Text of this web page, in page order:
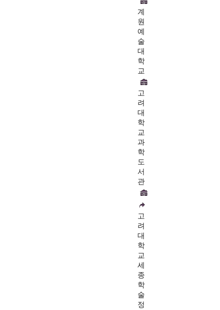
계
원
예
술
대
학
교
고
려
대
학
교
과
학
도
서
관
고
려
대
학
교
세
종
학
술
정